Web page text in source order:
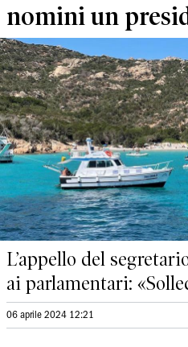
nomini un
L’appello del
ai parlamentari:
06 aprile 2024 12:21